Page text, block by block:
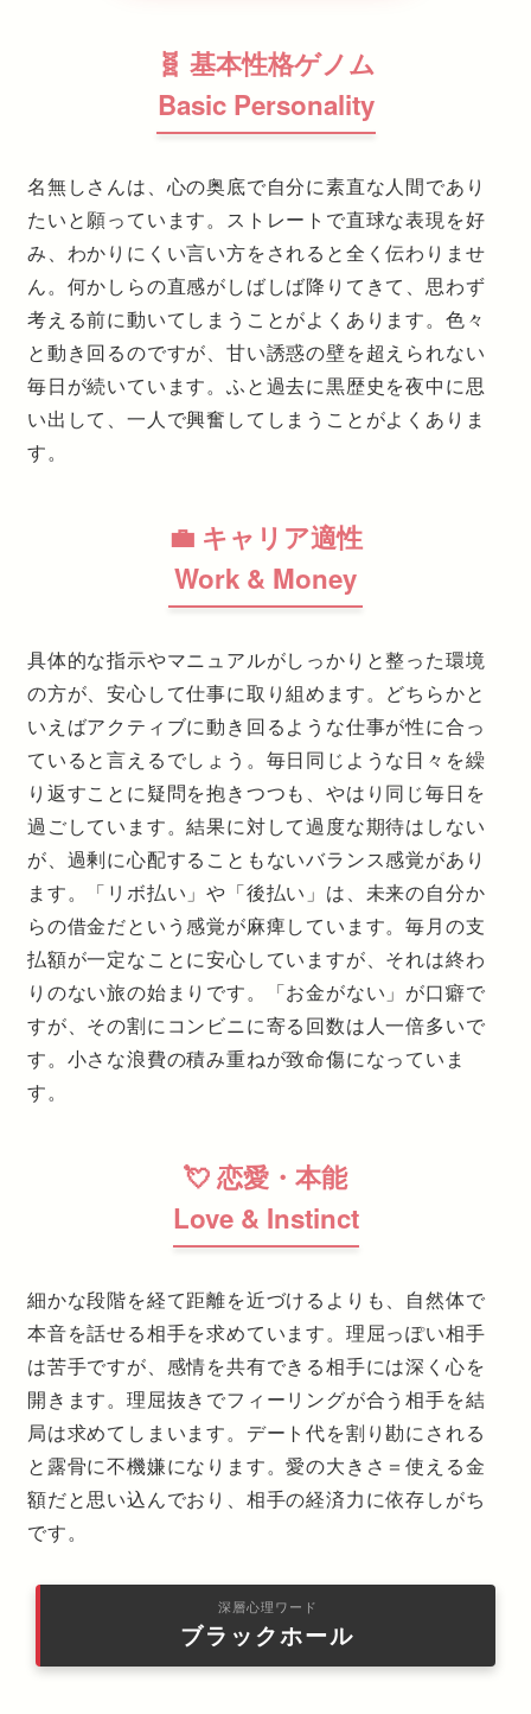
🧬 基本性格ゲノム
Basic Personality
名無しさんは、心の奥底で自分に素直な人間であり
たいと願っています。ストレートで直球な表現を好
み、わかりにくい言い方をされると全く伝わりませ
ん。何かしらの直感がしばしば降りてきて、思わず
考える前に動いてしまうことがよくあります。色々
と動き回るのですが、甘い誘惑の壁を超えられない
毎日が続いています。ふと過去に黒歴史を夜中に思
い出して、一人で興奮してしまうことがよくありま
す。
💼 キャリア適性
Work & Money
具体的な指示やマニュアルがしっかりと整った環境
の方が、安心して仕事に取り組めます。どちらかと
いえばアクティブに動き回るような仕事が性に合っ
ていると言えるでしょう。毎日同じような日々を繰
り返すことに疑問を抱きつつも、やはり同じ毎日を
過ごしています。結果に対して過度な期待はしない
が、過剰に心配することもないバランス感覚があり
ます。「リボ払い」や「後払い」は、未来の自分か
らの借金だという感覚が麻痺しています。毎月の支
払額が一定なことに安心していますが、それは終わ
りのない旅の始まりです。「お金がない」が口癖で
すが、その割にコンビニに寄る回数は人一倍多いで
す。小さな浪費の積み重ねが致命傷になっていま
す。
💘 恋愛・本能
Love & Instinct
細かな段階を経て距離を近づけるよりも、自然体で
本音を話せる相手を求めています。理屈っぽい相手
は苦手ですが、感情を共有できる相手には深く心を
開きます。理屈抜きでフィーリングが合う相手を結
局は求めてしまいます。デート代を割り勘にされる
と露骨に不機嫌になります。愛の大きさ＝使える金
額だと思い込んでおり、相手の経済力に依存しがち
です。
深層心理ワード
ブラックホール